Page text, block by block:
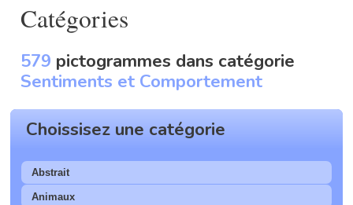
Catégories
579 pictogrammes dans catégorie
Sentiments et Comportement
Choissisez une catégorie
Abstrait
Animaux